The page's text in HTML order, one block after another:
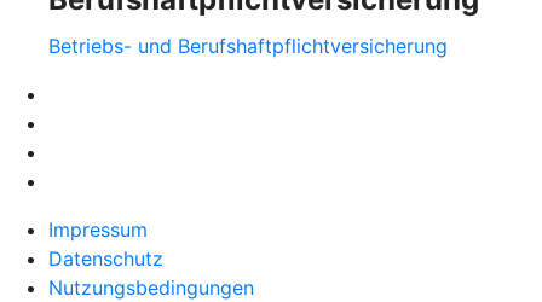
Betriebs- und Berufshaftpflichtversicherung
Impressum
Datenschutz
Nutzungsbedingungen